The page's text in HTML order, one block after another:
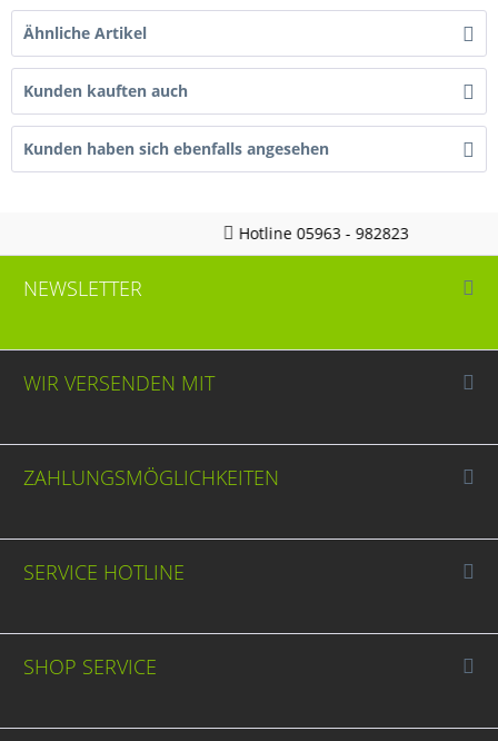
Ähnliche Artikel
Kunden kauften auch
Kunden haben sich ebenfalls angesehen
Hotline 05963 - 982823
NEWSLETTER
WIR VERSENDEN MIT
ZAHLUNGSMÖGLICHKEITEN
SERVICE HOTLINE
SHOP SERVICE